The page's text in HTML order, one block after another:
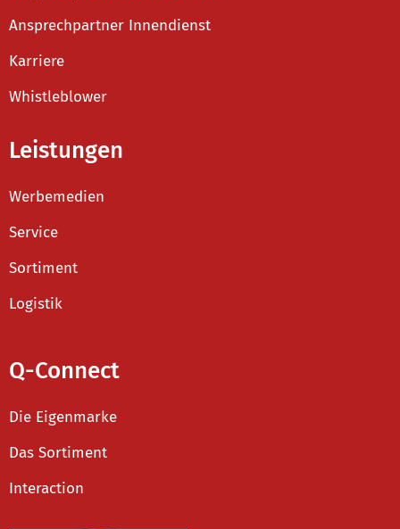
Ansprechpartner Innendienst
Karriere
Whistleblower
Leistungen
Werbemedien
Service
Sortiment
Logistik
Q-Connect
Die Eigenmarke
Das Sortiment
Interaction